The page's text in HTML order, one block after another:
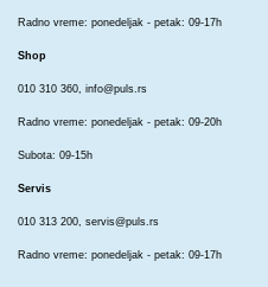
Radno vreme: ponedeljak - petak: 09-17h
Shop
010 310 360, info@puls.rs
Radno vreme: ponedeljak - petak: 09-20h
Subota: 09-15h
Servis
010 313 200, servis@puls.rs
Radno vreme: ponedeljak - petak: 09-17h